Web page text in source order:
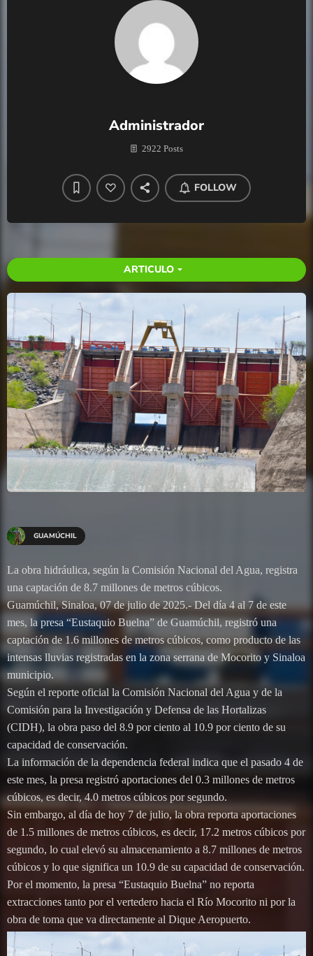
Administrador
2922 Posts
FOLLOW
ARTICULO arrow_drop_down
GUAMÚCHIL
La obra hidráulica, según la Comisión Nacional del Agua, registra
una captación de 8.7 millones de metros cúbicos.
Guamúchil, Sinaloa, 07 de julio de 2025.- Del día 4 al 7 de este
mes, la presa “Eustaquio Buelna” de Guamúchil, registró una
captación de 1.6 millones de metros cúbicos, como producto de las
intensas lluvias registradas en la zona serrana de Mocorito y Sinaloa
municipio.
Según el reporte oficial la Comisión Nacional del Agua y de la
Comisión para la Investigación y Defensa de las Hortalizas
(CIDH), la obra paso del 8.9 por ciento al 10.9 por ciento de su
capacidad de conservación.
La información de la dependencia federal indica que el pasado 4 de
este mes, la presa registró aportaciones del 0.3 millones de metros
cúbicos, es decir, 4.0 metros cúbicos por segundo.
Sin embargo, al día de hoy 7 de julio, la obra reporta aportaciones
de 1.5 millones de metros cúbicos, es decir, 17.2 metros cúbicos por
segundo, lo cual elevó su almacenamiento a 8.7 millones de metros
cúbicos y lo que significa un 10.9 de su capacidad de conservación.
Por el momento, la presa “Eustaquio Buelna” no reporta
extracciones tanto por el vertedero hacia el Río Mocorito ni por la
obra de toma que va directamente al Dique Aeropuerto.